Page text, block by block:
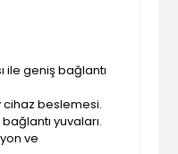
ile geniş bağlantı
cihaz beslemesi.
yuvaları.
ve